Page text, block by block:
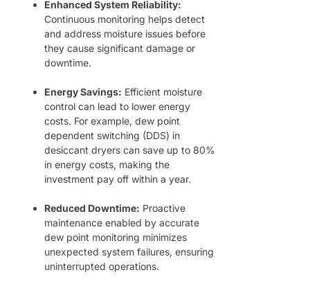
Enhanced System Reliability:
Continuous monitoring helps detect
and address moisture issues before
they cause significant damage or
downtime.
Energy Savings: Efficient moisture
control can lead to lower energy
costs. For example, dew point
dependent switching (DDS) in
desiccant dryers can save up to 80%
in energy costs, making the
investment pay off within a year.
Reduced Downtime: Proactive
maintenance enabled by accurate
dew point monitoring minimizes
unexpected system failures, ensuring
uninterrupted operations.